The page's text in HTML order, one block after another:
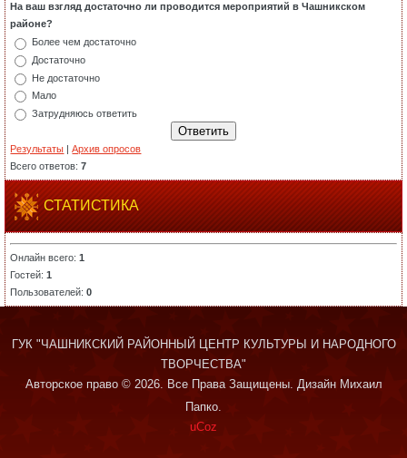
На ваш взгляд достаточно ли проводится мероприятий в Чашникском
районе?
Более чем достаточно
Достаточно
Не достаточно
Мало
Затрудняюсь ответить
Результаты |Архив опросов
Всего ответов:7
СТАТИСТИКА
Онлайн всего:1
Гостей:1
Пользователей:0
ГУК "ЧАШНИКСКИЙ РАЙОННЫЙ ЦЕНТР КУЛЬТУРЫ И НАРОДНОГО
ТВОРЧЕСТВА"
Авторское право © 2026. Все Права Защищены. Дизайн Михаил
Папко.
uCoz